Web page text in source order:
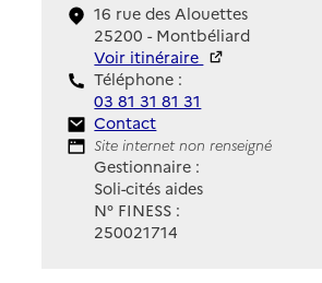
16 rue des Alouettes
25200 - Montbéliard
Voir itinéraire
Téléphone :
03 81 31 81 31
Contact
Contact
Site Internet
Site internet non renseigné
Gestionnaire :
Soli-cités aides
N° FINESS :
250021714